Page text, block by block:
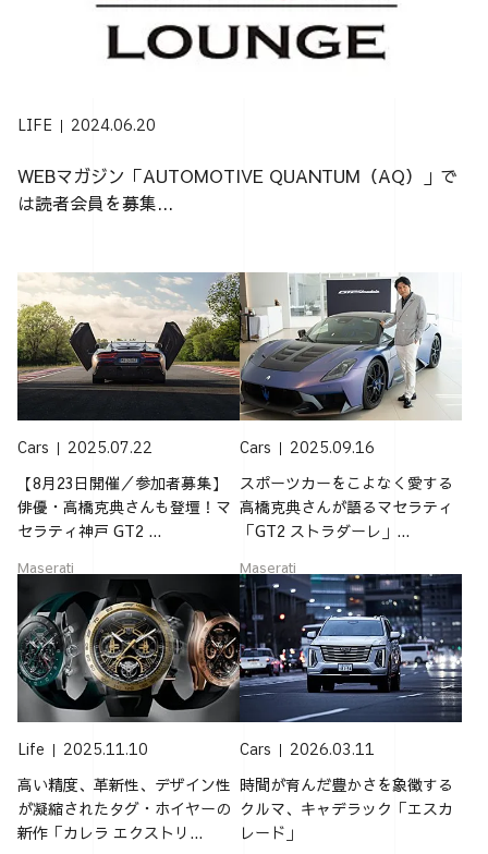
LIFE 2024.06.20
WEBマガジン「AUTOMOTIVE QUANTUM（AQ）」で
は読者会員を募集...
Cars 2025.07.22
【8月23日開催／参加者募集】
俳優・高橋克典さんも登壇！マ
セラティ神戸 GT2 ...
Maserati
Cars 2025.09.16
スポーツカーをこよなく愛する
高橋克典さんが語るマセラティ
「GT2 ストラダーレ」...
Maserati
Life 2025.11.10
高い精度、革新性、デザイン性
が凝縮されたタグ・ホイヤーの
新作「カレラ エクストリ...
Cars 2026.03.11
時間が育んだ豊かさを象徴する
クルマ、キャデラック「エスカ
レード」